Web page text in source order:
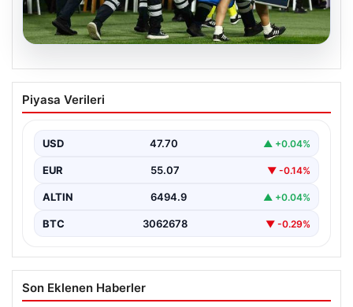
05.08.2026
Fenerbahçe’de Sturm Graz maçında
Oosterwolde’den kahreden haber!
Piyasa Verileri
USD 47.70 ▲ +0.04%
EUR 55.07 ▼ -0.14%
ALTIN 6494.9 ▲ +0.04%
BTC 3062678 ▼ -0.29%
Son Eklenen Haberler